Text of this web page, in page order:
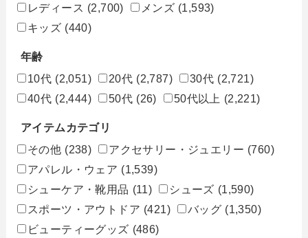
レディース (2,700) メンズ (1,593)
キッズ (440)
年齢
10代 (2,051) 20代 (2,787) 30代 (2,721)
40代 (2,444) 50代 (26) 50代以上 (2,221)
アイテムカテゴリ
その他 (238) アクセサリー・ジュエリー (760)
アパレル・ウェア (1,539)
シューケア・靴用品 (11) シューズ (1,590)
スポーツ・アウトドア (421) バッグ (1,350)
ビューティーグッズ (486)